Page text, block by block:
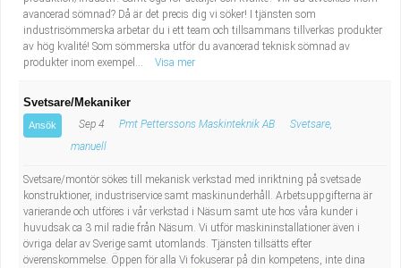
avancerad sömnad? Då är det precis dig vi söker! I tjänsten som
industrisömmerska arbetar du i ett team och tillsammans tillverkas produkter
av hög kvalité! Som sömmerska utför du avancerad teknisk sömnad av
produkter inom exempel...
Visa mer
Svetsare/Mekaniker
Ansök Sep 4 Pmt Petterssons Maskinteknik AB
Svetsare,
manuell
Svetsare/montör sökes till mekanisk verkstad med inriktning på svetsade
konstruktioner, industriservice samt maskinunderhåll. Arbetsuppgifterna är
varierande och utföres i vår verkstad i Näsum samt ute hos våra kunder i
huvudsak ca 3 mil radie från Näsum. Vi utför maskininstallationer även i
övriga delar av Sverige samt utomlands. Tjänsten tillsätts efter
överenskommelse. Öppen för alla Vi fokuserar på din kompetens, inte dina